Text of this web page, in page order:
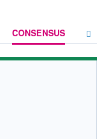
CONSENSUS